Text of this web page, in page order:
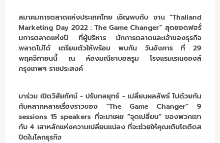
สมาคมการตลาดแห่งประเทศไทย เชิญพบกับ งาน “Thailand
Marketing Day 2022 : The Game Changer” สุดยอดฟอรั่
มการตลาดแห่งปี ที่ผู้บริหาร นักการตลาดและเจ้าของธุรกิจ
พลาดไม่ได้ เตรียมตัวให้พร้อม พบกัน วันอังคาร ที่ 29
พฤศจิกายนนี้ ณ ห้องมณียาบอลรูม โรงแรมเรเนซองส์
กรุงเทพฯ ราชประสงค์
มาร่วม เปิดวิสัยทัศน์ - ปรับกลยุทธ์ - เปลี่ยนผลลัพธ์ ไปด้วยกัน
กับหลากหลายเรื่องราวของ “The Game Changer” 9
sessions 15 speakers ที่จะมาเผย “จุดเปลี่ยน” ของพวกเขา
กับ 4 เสาหลักแห่งความเปลี่ยนแปลง ที่จะช่วยให้คุณเติบโตติดส
ปีดในโลกธุรกิจ